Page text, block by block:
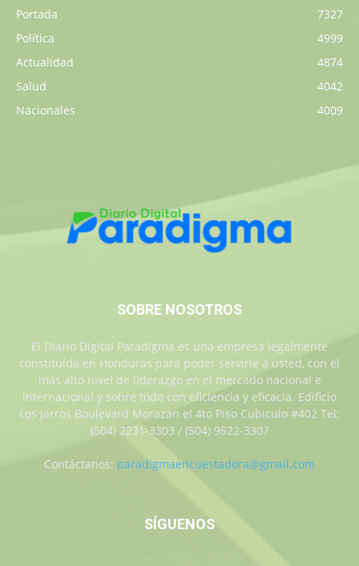
Portada
7327
Política
4999
Actualidad
4874
Salud
4042
Nacionales
4009
SOBRE NOSOTROS
El Diario Digital Paradigma es una empresa legalmente
constituida en Honduras para poder servirle a usted, con el
más alto nivel de liderazgo en el mercado nacional e
internacional y sobre todo con eficiencia y eficacia. Edificio
Los Jarros Boulevard Morazan el 4to Piso Cubiculo #402 Tel:
(504) 2231-3303 / (504) 9522-3307
Contáctanos: paradigmaencuestadora@gmail.com
SÍGUENOS